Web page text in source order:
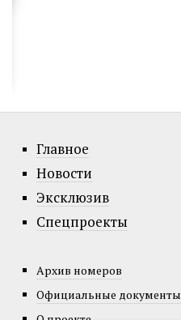
Главное
Новости
Эксклюзив
Спецпроекты
Архив номеров
Официальные документы